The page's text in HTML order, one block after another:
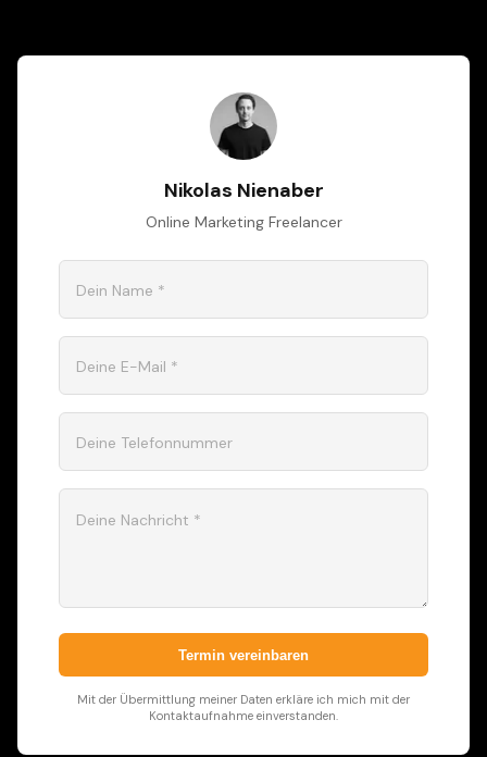
Nikolas Nienaber
Online Marketing Freelancer
Dein Name *
Deine E-Mail *
Deine Telefonnummer
Deine Nachricht *
Termin vereinbaren
Mit der Übermittlung meiner Daten erkläre ich mich mit der
Kontaktaufnahme einverstanden.